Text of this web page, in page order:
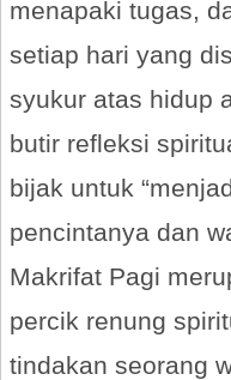
menapaki tugas,
setiap hari yang
syukur atas hidup
butir refleksi
bijak untuk
pencintanya dan
Makrifat Pagi
percik renung
tindakan seorang